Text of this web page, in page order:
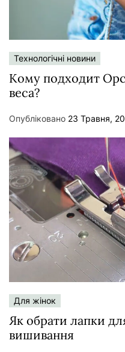
Технологічні новини
Кому подходит
веса?
Опубліковано 23 Травня,
Для жінок
Як обрати лапки
вишивання